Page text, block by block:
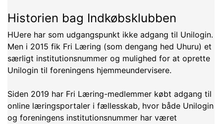
Historien bag Indkøbsklubben
HUere har som udgangspunkt ikke adgang til Unilogin.
Men i 2015 fik Fri Læring (som dengang hed Uhuru) et
særligt institutionsnummer og mulighed for at oprette
Unilogin til foreningens hjemmeundervisere.
Siden 2019 har Fri Læring-medlemmer købt adgang til
online læringsportaler i fællesskab, hvor både Unilogin
og foreningens institutionsnummer har været